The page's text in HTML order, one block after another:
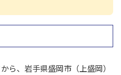
ら、岩手県盛岡市（上盛岡）